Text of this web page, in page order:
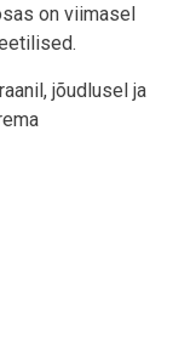
on viimasel
jõudlusel ja